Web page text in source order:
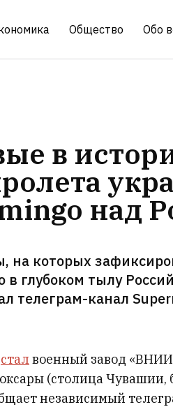
Общество Обо
в
над
на которых
в глубоком тылу
телеграм-канал
стал военный завод
(столица Чувашии,
независимый